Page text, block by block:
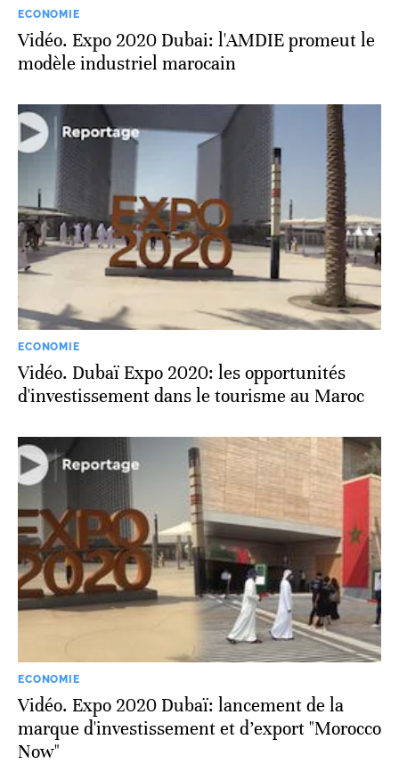
ECONOMIE
Vidéo. Expo 2020 Dubai: l'AMDIE promeut le
modèle industriel marocain
ECONOMIE
Vidéo. Dubaï Expo 2020: les opportunités
d'investissement dans le tourisme au Maroc
ECONOMIE
Vidéo. Expo 2020 Dubaï: lancement de la
marque d'investissement et d’export "Morocco
Now"